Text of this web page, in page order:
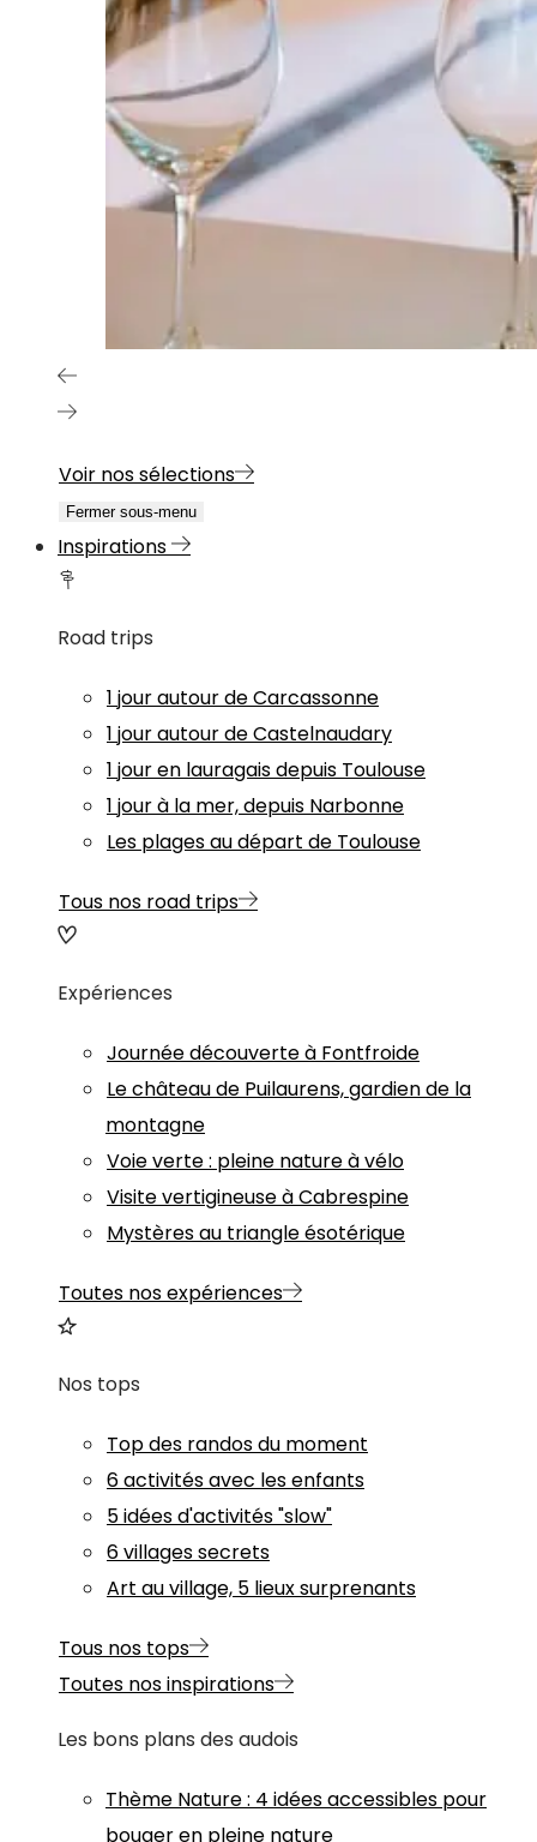
Voir nos sélections
Fermer sous-menu
Inspirations
Road trips
1 jour autour de Carcassonne
1 jour autour de Castelnaudary
1 jour en lauragais depuis Toulouse
1 jour à la mer, depuis Narbonne
Les plages au départ de Toulouse
Tous nos road trips
Expériences
Journée découverte à Fontfroide
Le château de Puilaurens, gardien de la
montagne
Voie verte : pleine nature à vélo
Visite vertigineuse à Cabrespine
Mystères au triangle ésotérique
Toutes nos expériences
Nos tops
Top des randos du moment
6 activités avec les enfants
5 idées d'activités "slow"
6 villages secrets
Art au village, 5 lieux surprenants
Tous nos tops
Toutes nos inspirations
Les bons plans des audois
Thème Nature: 4 idées accessibles pour
bouger en pleine nature